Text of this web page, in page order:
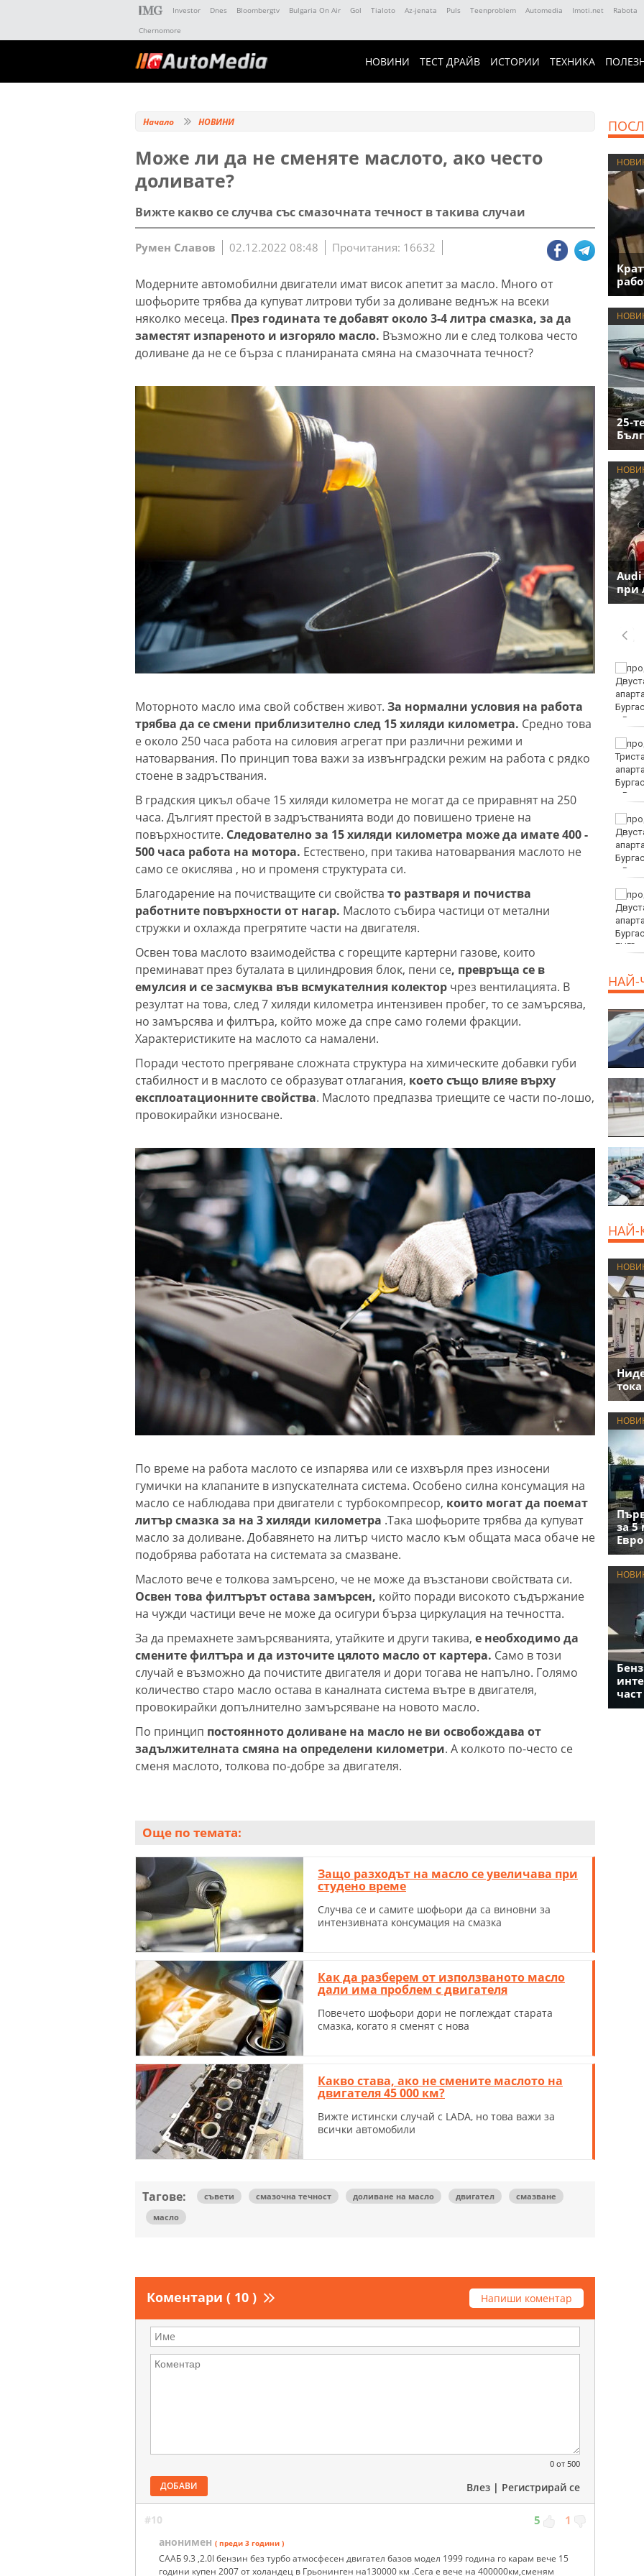
Investor Dnes Bloombergtv Bulgaria On Air Gol Tialoto Az-jenata Puls Teenproblem Automedia Imoti.net Rabota
Chernomore
НОВИНИ ТЕСТ ДРАЙВ ИСТОРИИ ТЕХНИКА
Начало НОВИНИ
Може ли да не сменяте маслото, ако често
доливате?
Вижте какво се случва със смазочната течност в такива случаи
Румен Славов 02.12.2022 08:48 Прочитания: 16632
Модерните автомобилни двигатели имат висок апетит за масло. Много от
шофьорите трябва да купуват литрови туби за доливане веднъж на всеки
няколко месеца. През годината те добавят около 3-4 литра смазка, за да
заместят изпареното и изгоряло масло. Възможно ли е след толкова често
доливане да не се бърза с планираната смяна на смазочната течност?
Моторното масло има свой собствен живот. За нормални условия на работа
трябва да се смени приблизително след 15 хиляди километра. Средно това
е около 250 часа работа на силовия агрегат при различни режими и
натоварвания. По принцип това важи за извънградски режим на работа с рядко
стоене в задръствания.
В градския цикъл обаче 15 хиляди километра не могат да се приравнят на 250
часа. Дългият престой в задръстванията води до повишено триене на
повърхностите. Следователно за 15 хиляди километра може да имате 400 -
500 часа работа на мотора. Естествено, при такива натоварвания маслото не
само се окислява , но и променя структурата си.
Благодарение на почистващите си свойства то разтваря и почиства
работните повърхности от нагар. Маслото събира частици от метални
стружки и охлажда прегрятите части на двигателя.
Освен това маслото взаимодейства с горещите картерни газове, които
преминават през буталата в цилиндровия блок, пени се, превръща се в
емулсия и се засмуква във всмукателния колектор чрез вентилацията. В
резултат на това, след 7 хиляди километра интензивен пробег, то се замърсява,
но замърсява и филтъра, който може да спре само големи фракции.
Характеристиките на маслото са намалени.
Поради честото прегряване сложната структура на химическите добавки губи
стабилност и в маслото се образуват отлагания, което също влияе върху
експлоатационните свойства. Маслото предпазва триещите се части по-лошо,
провокирайки износване.
По време на работа маслото се изпарява или се изхвърля през износени
гумички на клапаните в изпускателната система. Особено силна консумация на
масло се наблюдава при двигатели с турбокомпресор, които могат да поемат
литър смазка за на 3 хиляди километра .Така шофьорите трябва да купуват
масло за доливане. Добавянето на литър чисто масло към общата маса обаче не
подобрява работата на системата за смазване.
Маслото вече е толкова замърсено, че не може да възстанови свойствата си.
Освен това филтърът остава замърсен, който поради високото съдържание
на чужди частици вече не може да осигури бърза циркулация на течността.
За да премахнете замърсяванията, утайките и други такива, е необходимо да
смените филтъра и да източите цялото масло от картера. Само в този
случай е възможно да почистите двигателя и дори тогава не напълно. Голямо
количество старо масло остава в каналната система вътре в двигателя,
провокирайки допълнително замърсяване на новото масло.
По принцип постоянното доливане на масло не ви освобождава от
задължителната смяна на определени километри. А колкото по-често се
сменя маслото, толкова по-добре за двигателя.
Още по темата:
Защо разходът на масло се увеличава при
студено време
Случва се и самите шофьори да са виновни за
интензивната консумация на смазка
Как да разберем от използваното масло
дали има проблем с двигателя
Повечето шофьори дори не поглеждат старата
смазка, когато я сменят с нова
Какво става, ако не смените маслото на
двигателя 45 000 км?
Вижте истински случай с LADA, но това важи за
всички автомобили
Тагове: съвети смазочна течност доливане на масло двигател
смазване
масло
Коментари ( 10 ) Напиши коментар
0 от 500
ДОБАВИ Влез | Регистрирай се
#10 5 1
анонимен ( преди 3 години )
СААБ 9.3 ,2.0I бензин без турбо атмосфесен двигател базов модел 1999 година го карам вече 15
години купен 2007 от холандец в Грьонинген на130000 км .Сега е вече на 400000км,сменям
25-
при
Жълт код за опасно
България
Еврото леко отстъпва
на долара
Без ток във Варна на 6
август 2026
Мачовете и спортът по
ТВ днес (6 август)
EUR
НАЙ-
НАЙ-
за 5
част